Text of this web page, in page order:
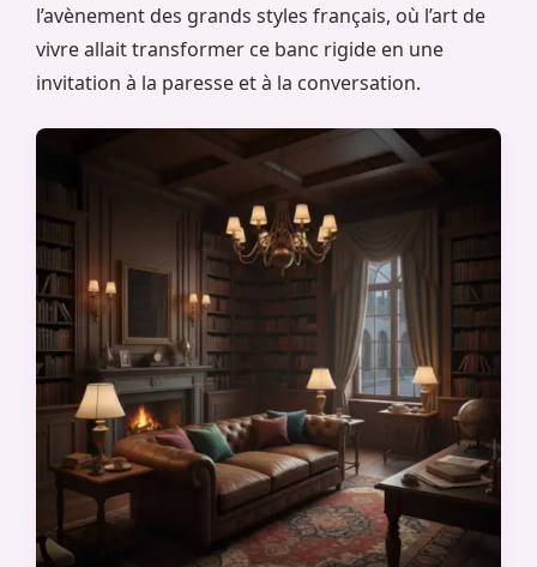
l’avènement des grands styles français, où l’art de
vivre allait transformer ce banc rigide en une
invitation à la paresse et à la conversation.